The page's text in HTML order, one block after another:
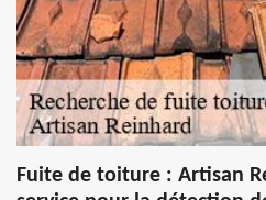
Fuite de toiture : Artisan